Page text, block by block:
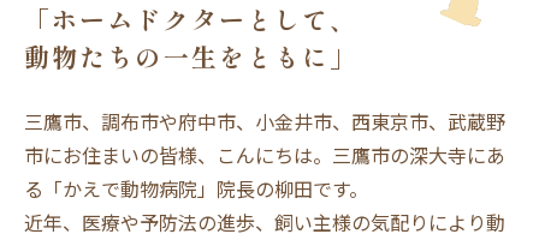
「ホームドクターとして、
動物たちの一生をともに」
三鷹市、調布市や府中市、小金井市、西東京市、武蔵野
市にお住まいの皆様、こんにちは。三鷹市の深大寺にあ
る「かえで動物病院」院長の柳田です。
近年、医療や予防法の進歩、飼い主様の気配りにより動